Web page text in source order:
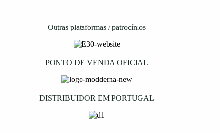
Outras plataformas / patrocínios
PONTO DE VENDA OFICIAL
DISTRIBUIDOR EM PORTUGAL